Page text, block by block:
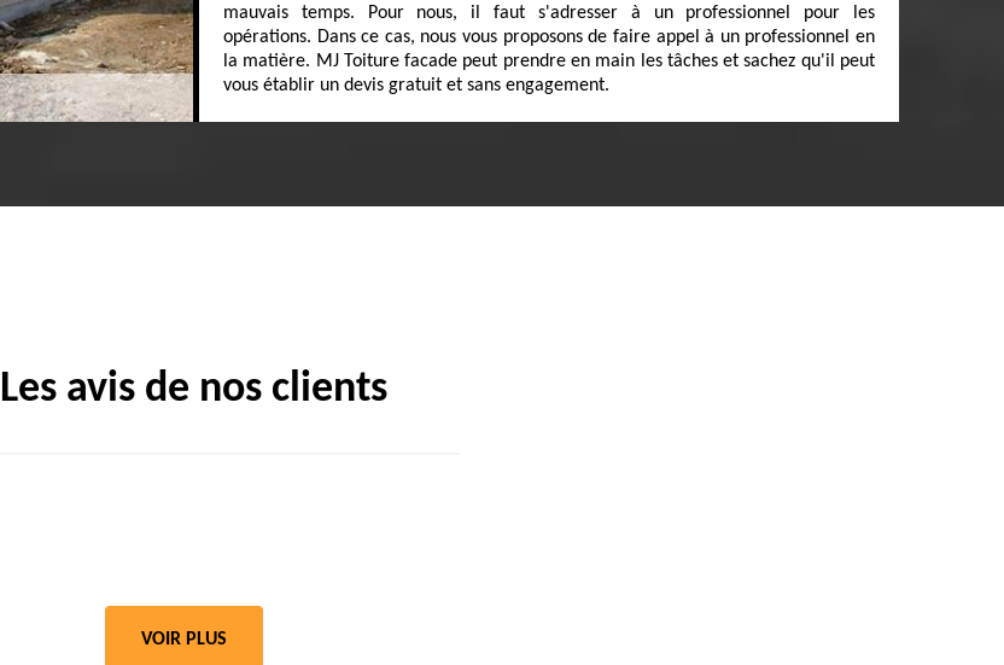
mauvais temps. Pour nous, il faut s'adresser à un professionnel pour les
opérations. Dans ce cas, nous vous proposons de faire appel à un professionnel en
la matière. MJ Toiture facade peut prendre en main les tâches et sachez qu'il peut
vous établir un devis gratuit et sans engagement.
Les avis de nos clients
VOIR PLUS